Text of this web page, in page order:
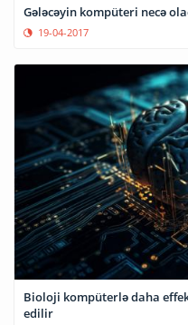
Gələcəyin kompüteri necə
19-04-2017
Bioloji kompüterlə daha
edilir